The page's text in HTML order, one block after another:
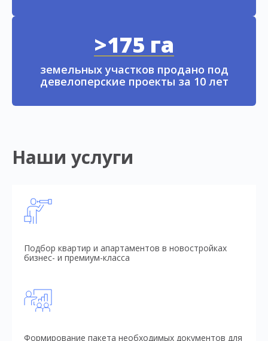
>175 га
земельных участков продано под
девелоперские проекты за 10 лет
Наши услуги
Подбор квартир и апартаментов в новостройках
бизнес- и премиум-класса
Формирование пакета необходимых документов для